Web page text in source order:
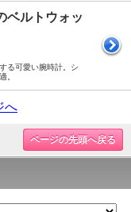
ベルトウォッ
る可愛い腕時計。シ
。
へ
ページの先頭へ戻る